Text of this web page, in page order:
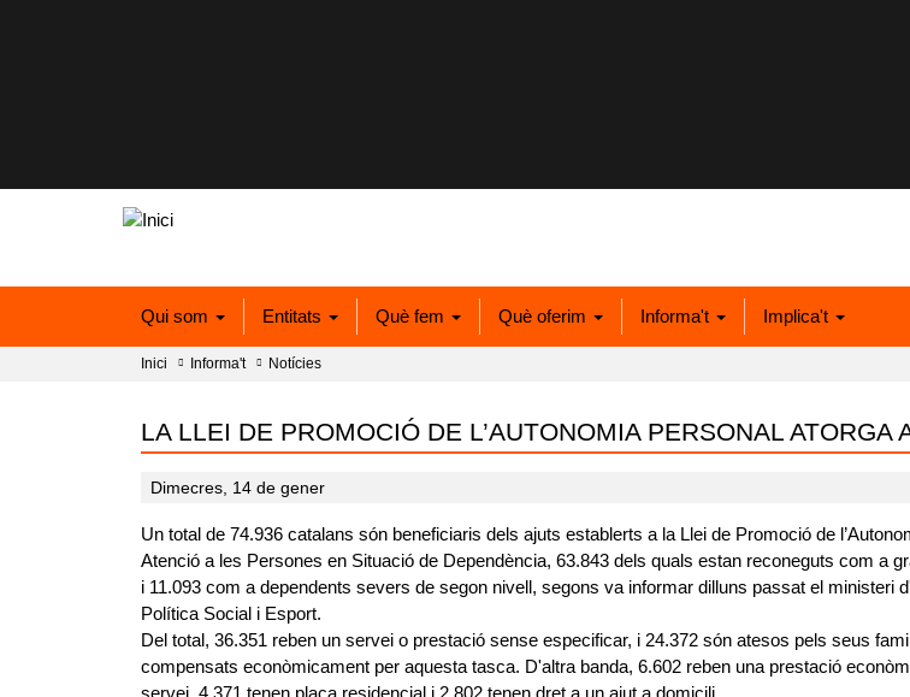
Qui som Entitats Què fem Què oferim Informa't Implica't
Inici Informa't Notícies
LA LLEI DE PROMOCIÓ DE L’AUTONOMIA PERSONAL ATORGA
Dimecres, 14 de gener
Un total de 74.936 catalans són beneficiaris dels ajuts establerts a la Llei de Promoció de
Atenció a les Persones en Situació de Dependència, 63.843 dels quals estan reconeguts com a
i 11.093 com a dependents severs de segon nivell, segons va informar dilluns passat el ministeri
Política Social i Esport.
Del total, 36.351 reben un servei o prestació sense especificar, i 24.372 són atesos pels seus
compensats econòmicament per aquesta tasca. D'altra banda, 6.602 reben una prestació
servei, 4.371 tenen plaça residencial i 2.802 tenen dret a un ajut a domicili.